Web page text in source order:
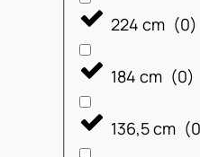
224 cm (0)
184 cm (0)
136,5 cm (0